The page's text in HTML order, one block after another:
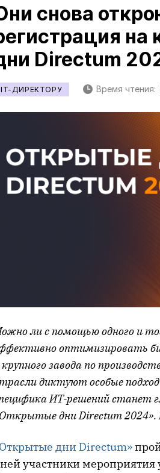
снова
Directum
IT-ДИРЕКТОРУ Время чтения:
ли с помощью одного и
оптимизировать
крупного завода по
диктуют особые
ИТ-решений станет
дни Directum 2024».
дни Directum»
участники